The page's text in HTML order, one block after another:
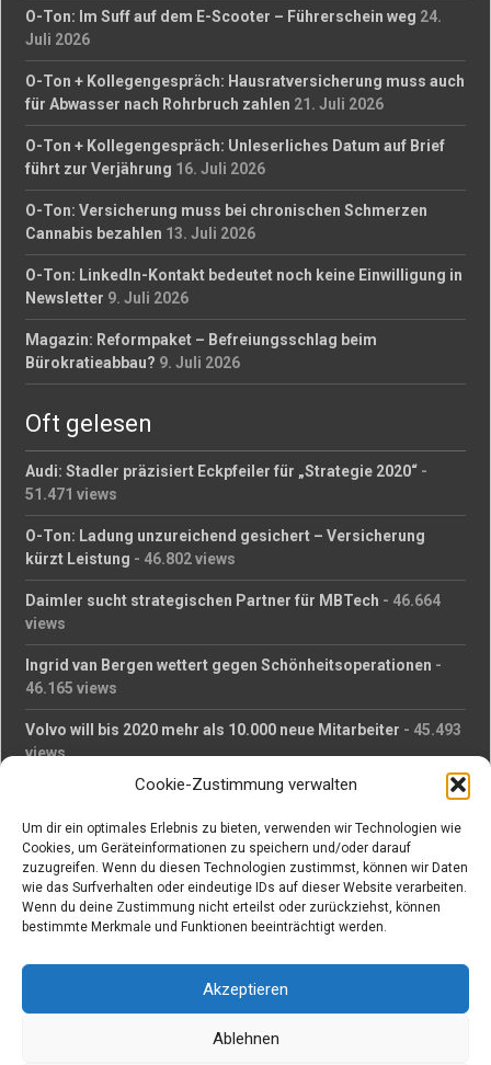
Cookie-Zustimmung verwalten
Um dir ein optimales Erlebnis zu bieten, verwenden wir Technologien wie
Cookies, um Geräteinformationen zu speichern und/oder darauf
zuzugreifen. Wenn du diesen Technologien zustimmst, können wir Daten
wie das Surfverhalten oder eindeutige IDs auf dieser Website verarbeiten.
Wenn du deine Zustimmung nicht erteilst oder zurückziehst, können
bestimmte Merkmale und Funktionen beeinträchtigt werden.
Akzeptieren
Ablehnen
O-Ton: Im Suff auf dem E-Scooter – Führerschein weg 24.
Juli 2026
O-Ton + Kollegengespräch: Hausratversicherung muss auch
für Abwasser nach Rohrbruch zahlen 21. Juli 2026
O-Ton + Kollegengespräch: Unleserliches Datum auf Brief
führt zur Verjährung 16. Juli 2026
O-Ton: Versicherung muss bei chronischen Schmerzen
Cannabis bezahlen 13. Juli 2026
O-Ton: LinkedIn-Kontakt bedeutet noch keine Einwilligung in
Newsletter 9. Juli 2026
Magazin: Reformpaket – Befreiungsschlag beim
Bürokratieabbau? 9. Juli 2026
Oft gelesen
Audi: Stadler präzisiert Eckpfeiler für „Strategie 2020“ -
51.471 views
O-Ton: Ladung unzureichend gesichert – Versicherung
kürzt Leistung - 46.802 views
Daimler sucht strategischen Partner für MBTech - 46.664
views
Ingrid van Bergen wettert gegen Schönheitsoperationen -
46.165 views
Volvo will bis 2020 mehr als 10.000 neue Mitarbeiter - 45.493
views
Mäßiges Interesse an Daimlers MBtech- 44.716 views
O-Ton: Wer muss Schaden für abgedriftete Silvesterraketen
zahlen?
- 42.379 views
Kollegengespräch: Urteile zum Grillen- 42.066 views
Suchen bei Vorabs